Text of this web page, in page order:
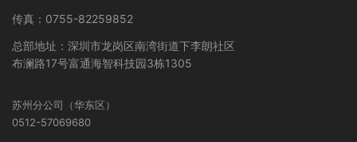
传真：0755-82259852
总部地址：深圳市龙岗区南湾街道下李朗社区
布澜路17号富通海智科技园3栋1305
苏州分公司（华东区）
0512-57069680